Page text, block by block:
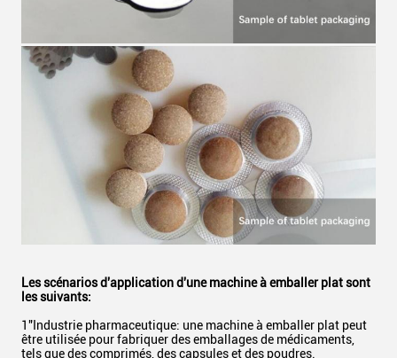
Les scénarios d'application d'une machine à emballer plat sont
les suivants:
1"Industrie pharmaceutique: une machine à emballer plat peut
être utilisée pour fabriquer des emballages de médicaments,
tels que des comprimés, des capsules et des poudres.